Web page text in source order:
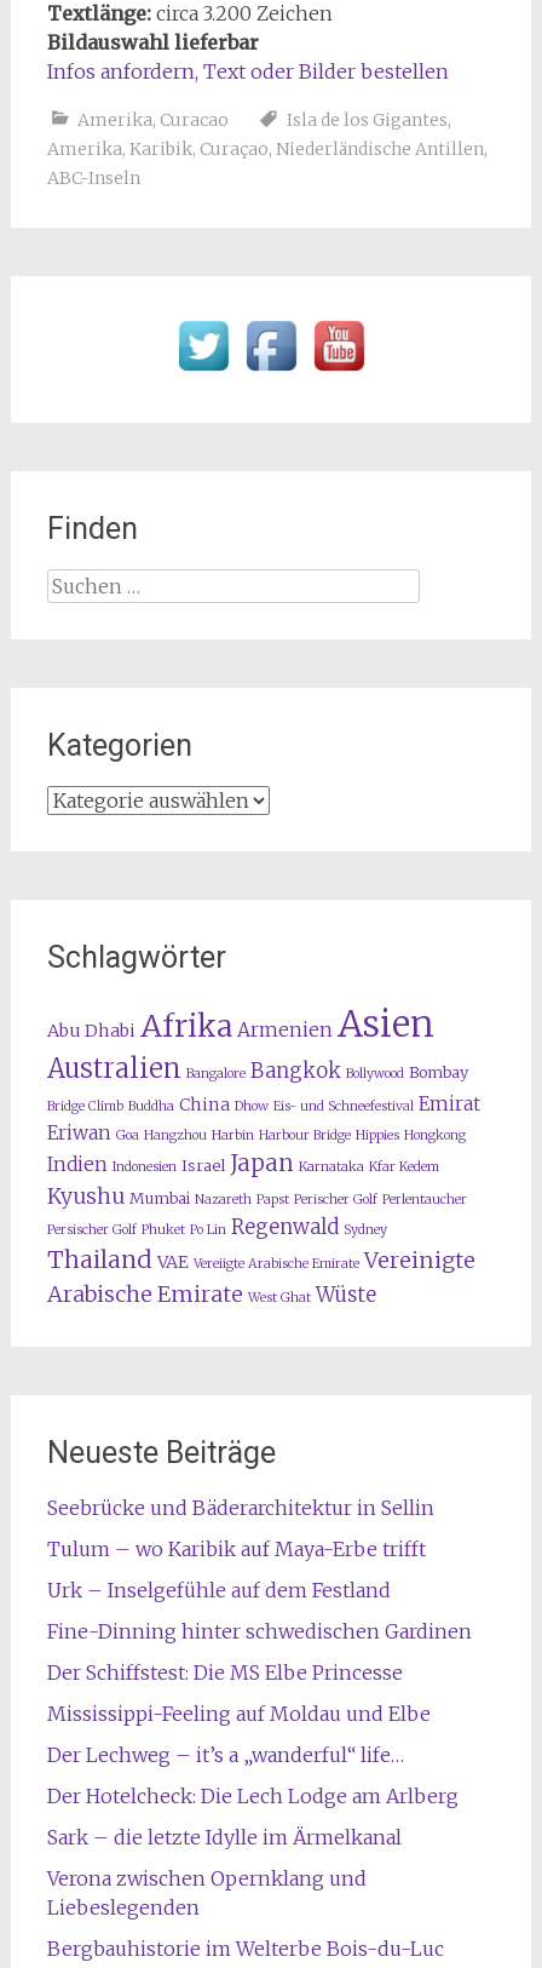
Textlänge:circa 3.200 Zeichen
Bildauswahl lieferbar
Infos anfordern, Text oder Bilder bestellen
Amerika, Curacao Isla de los Gigantes,
Amerika, Karibik, Curaçao, Niederländische Antillen,
ABC-Inseln
Finden
Suchen
Kategorien
Kategorien
Schlagwörter
Abu Dhabi Afrika Armenien Asien
Australien Bangalore Bangkok Bollywood Bombay
Bridge Climb Buddha China Dhow Eis- und Schneefestival Emirat
Eriwan Goa Hangzhou Harbin Harbour Bridge Hippies Hongkong
Indien Indonesien Israel Japan Karnataka Kfar Kedem
Kyushu Mumbai Nazareth Papst Perischer Golf Perlentaucher
Persischer Golf Phuket Po Lin Regenwald Sydney
Thailand VAE Vereiigte Arabische Emirate Vereinigte
Arabische Emirate West Ghat Wüste
Neueste Beiträge
Seebrücke und Bäderarchitektur in Sellin
Tulum – wo Karibik auf Maya-Erbe trifft
Urk – Inselgefühle auf dem Festland
Fine-Dinning hinter schwedischen Gardinen
Der Schiffstest: Die MS Elbe Princesse
Mississippi-Feeling auf Moldau und Elbe
Der Lechweg – it’s a „wanderful“ life…
Der Hotelcheck: Die Lech Lodge am Arlberg
Sark – die letzte Idylle im Ärmelkanal
Verona zwischen Opernklang und
Liebeslegenden
Bergbauhistorie im Welterbe Bois-du-Luc